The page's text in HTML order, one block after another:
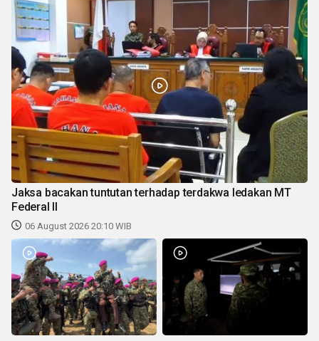
Jaksa bacakan tuntutan terhadap terdakwa ledakan MT
Federal II
06 August 2026 20:10 WIB